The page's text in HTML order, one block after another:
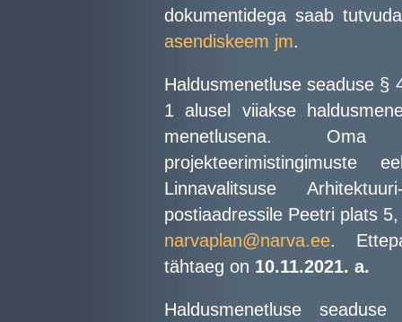
dokumentidega saab
asendiskeem jm.
Haldusmenetluse seaduse §
1 alusel viiakse
menetlusena.
Linnavalitsuse
postiaadressile Peetri plats
narvaplan@narva.ee.
tähtaeg on 10.11.2021. a.
Haldusmenetluse